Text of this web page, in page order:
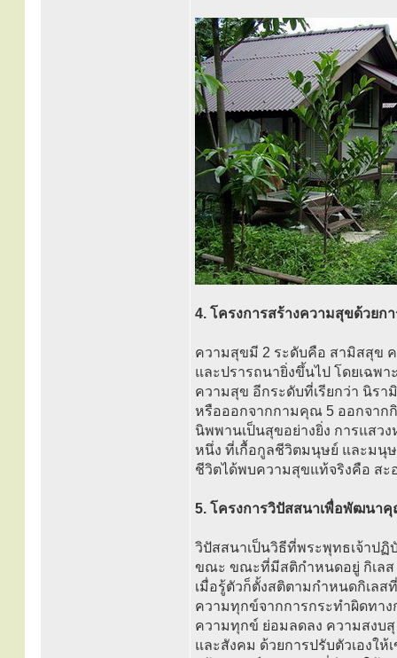
4. โครงการสร้างความสุขด้วย
ความสุขมี 2 ระดับคือ สามิสสุข
และปรารถนายิ่งขึ้นไป โดยเฉพ
ความสุข อีกระดับที่เรียกว่า นิร
หรือออกจากกามคุณ 5 ออกจากกิ
นิพพานเป็นสุขอย่างยิ่ง การแสว
หนึ่ง ที่เกื้อกูลชีวิตมนุษย์ และมนุษ
ชีวิตได้พบความสุขแท้จริงคือ สะ
5. โครงการวิปัสสนาเพื่อพัฒนา
วิปัสสนาเป็นวิธีที่พระพุทธเจ้าป
ขณะ ขณะที่มีสติกําหนดอยู่ กิเลส (
เมื่อรู้ตัวก็ตั้งสติตามกําหนดกิเล
ความทุกข์จากการกระทําผิดทาง
ความทุกข์ ย่อมลดลง ความสงบสุ
และสังคม ด้วยการปรับตัวเองใ